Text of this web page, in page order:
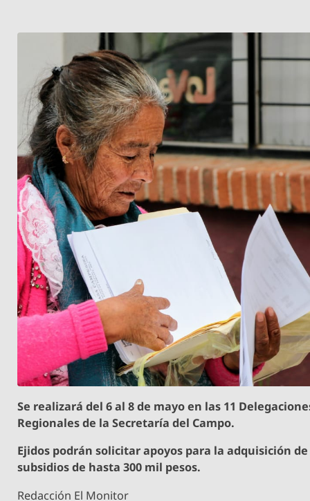
Se realizará del 6 al 8 de mayo en las 11
Regionales de la Secretaría del Campo.
Ejidos podrán solicitar apoyos para la adquisición de
subsidios de hasta 300 mil pesos.
Redacción El Monitor